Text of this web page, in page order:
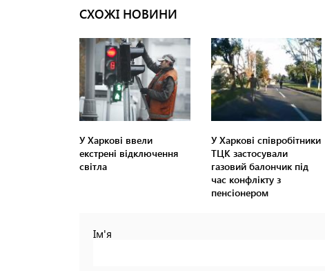
СХОЖІ НОВИНИ
У Харкові ввели
екстрені відключення
світла
У Харкові співробітники
ТЦК застосували
газовий балончик під
час конфлікту з
пенсіонером
Ім'я